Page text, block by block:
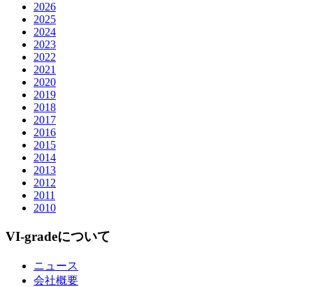
2026
2025
2024
2023
2022
2021
2020
2019
2018
2017
2016
2015
2014
2013
2012
2011
2010
VI-gradeについて
ニュース
会社概要